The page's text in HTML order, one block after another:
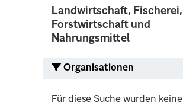
Landwirtschaft, Fischerei,
Forstwirtschaft und
Nahrungsmittel
Organisationen
Für diese Suche wurden keine